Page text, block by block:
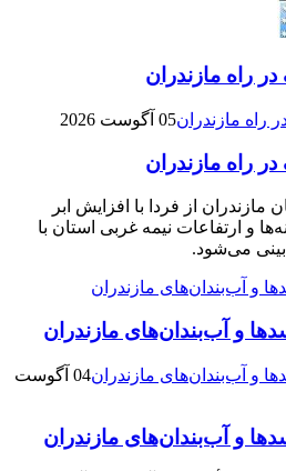
راه مازندران
05 آگوست 2026
راه مازندران
مازندران از فردا با افزایش ابر
و ارتفاعات نیمه غربی استان با
می‌شود.
و آب‌بندان‌‌های مازندران
04 آگوست
و آب‌بندان‌‌های مازندران